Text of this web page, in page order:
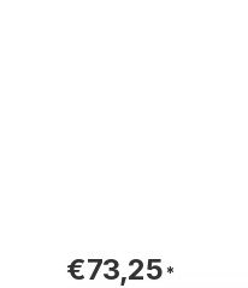
€73,25